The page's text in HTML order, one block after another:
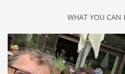
WHAT YOU CAN